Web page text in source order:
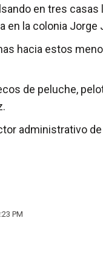
en tres casas
en la colonia Jorge
hacia estos
de peluche,
administrativo
PM